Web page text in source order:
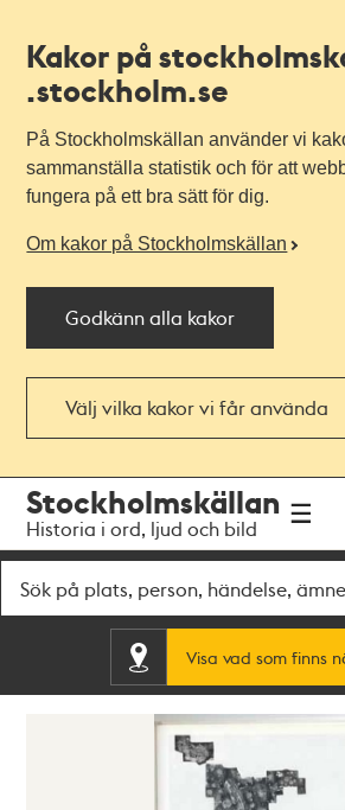
Kakor på
.stockholm.se
På Stockholmskällan använder vi
sammanställa statistik och för att
fungera på ett bra sätt för dig.
Om kakor på Stockholmskällan
Godkänn alla kakor
Välj vilka kakor vi får använda
navigationen
huvudinnehållet
Stockholmskällan
Historia i ord, ljud och bild
Visa vad som finns